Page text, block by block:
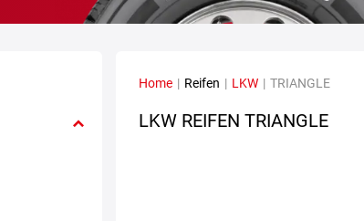
Home | Reifen | LKW | TRIANGLE
LKW REIFEN TRIANGLE